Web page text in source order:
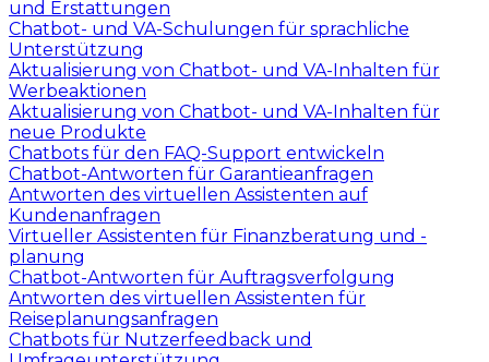
und Erstattungen
Chatbot- und VA-Schulungen für sprachliche
Unterstützung
Aktualisierung von Chatbot- und VA-Inhalten für
Werbeaktionen
Aktualisierung von Chatbot- und VA-Inhalten für
neue Produkte
Chatbots für den FAQ-Support entwickeln
Chatbot-Antworten für Garantieanfragen
Antworten des virtuellen Assistenten auf
Kundenanfragen
Virtueller Assistenten für Finanzberatung und -
planung
Chatbot-Antworten für Auftragsverfolgung
Antworten des virtuellen Assistenten für
Reiseplanungsanfragen
Chatbots für Nutzerfeedback und